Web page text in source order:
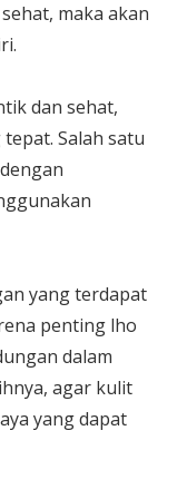
maka akan
dan sehat,
Salah satu
yang terdapat
penting lho
dalam
agar kulit
yang dapat